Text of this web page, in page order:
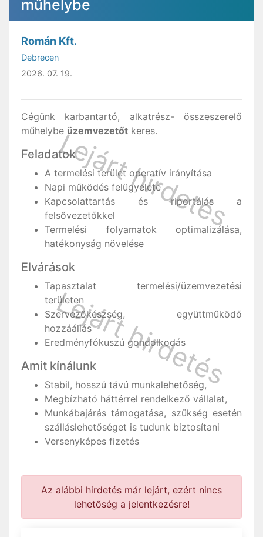
műhelybe
Román Kft.
Debrecen
2026. 07. 19.
Cégünk karbantartó, alkatrész- összeszerelő
műhelybe üzemvezetőt keres.
Feladatok
A termelési terület operatív irányítása
Napi működés felügyelete
Kapcsolattartás és riportálás a
felsővezetőkkel
Termelési folyamatok optimalizálása,
hatékonyság növelése
Elvárások
Tapasztalat termelési/üzemvezetési
területen
Szervezőkészség, együttműködő
hozzáállás
Eredményfókuszú gondolkodás
Amit kínálunk
Stabil, hosszú távú munkalehetőség,
Megbízható háttérrel rendelkező vállalat,
Munkábajárás támogatása, szükség esetén
szálláslehetőséget is tudunk biztosítani
Versenyképes fizetés
Az alábbi hirdetés már lejárt, ezért nincs
lehetőség a jelentkezésre!